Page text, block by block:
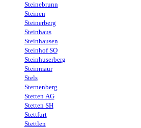
Steinebrunn
Steinen
Steinerberg
Steinhaus
Steinhausen
Steinhof SO
Steinhuserberg
Steinmaur
Stels
Sternenberg
Stetten AG
Stetten SH
Stettfurt
Stettlen